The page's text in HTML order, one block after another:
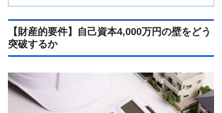
【財産的要件】自己資本4,000万円の壁をどう
突破するか